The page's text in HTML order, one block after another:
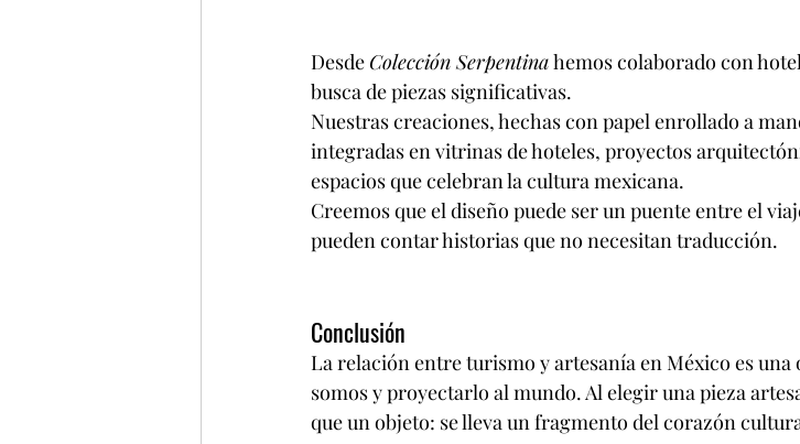
Desde Colección Serpentina hemos colaborado con
busca de piezas significativas.
Nuestras creaciones, hechas con papel enrollado a
integradas en vitrinas de hoteles, proyectos
espacios que celebran la cultura mexicana.
Creemos que el diseño puede ser un puente entre el
pueden contar historias que no necesitan traducción.
Conclusión
La relación entre turismo y artesanía en México es
somos y proyectarlo al mundo. Al elegir una pieza
que un objeto: se lleva un fragmento del corazón